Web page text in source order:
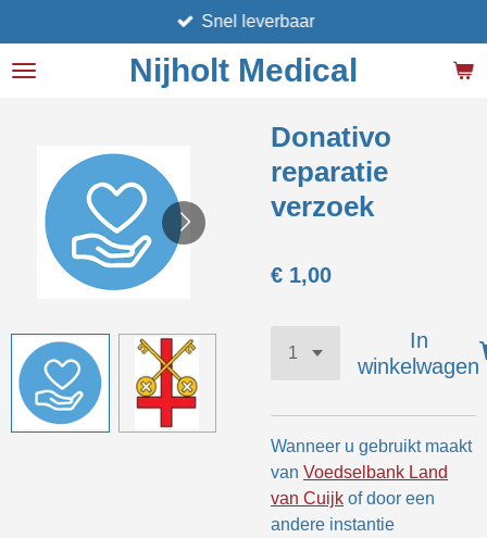
direct
naar
Nijholt Medical
Snel leverbaar
Donativo
reparatie
verzoek
€ 1,00
In
winkelwagen
Wanneer u gebruikt maakt
van Voedselbank Land
van Cuijk of door een
andere instantie